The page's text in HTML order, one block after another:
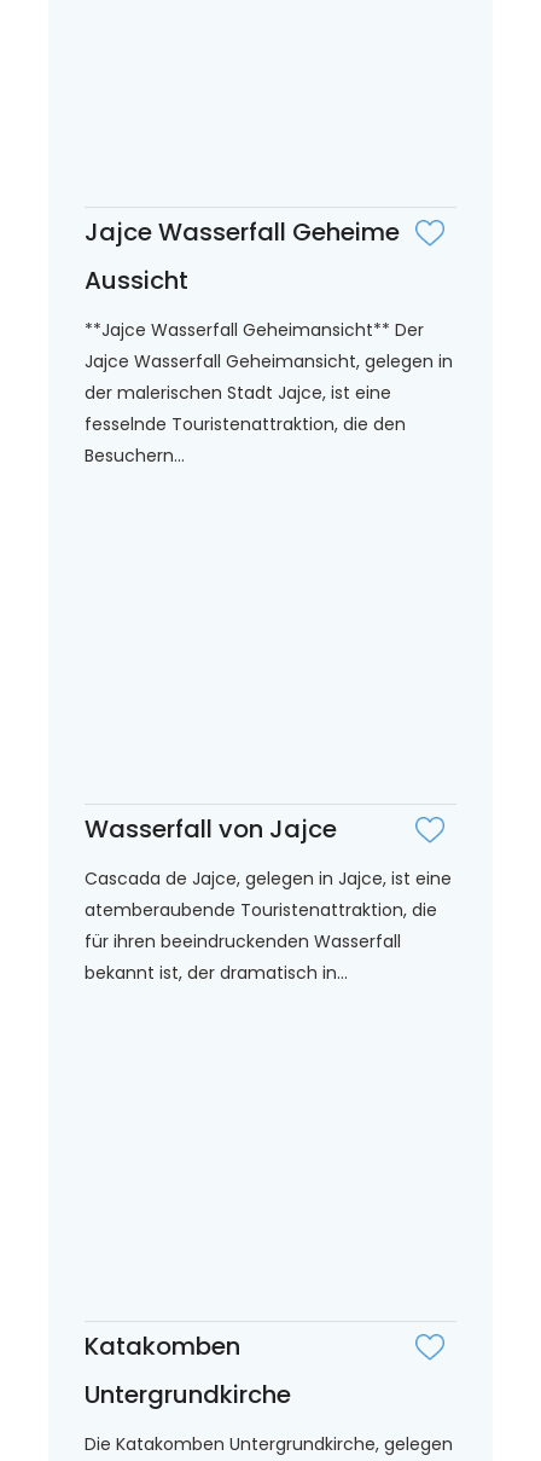
Jajce Wasserfall Geheime
Aussicht
**Jajce Wasserfall Geheimansicht** Der
Jajce Wasserfall Geheimansicht, gelegen in
der malerischen Stadt Jajce, ist eine
fesselnde Touristenattraktion, die den
Besuchern...
Wasserfall von Jajce
Cascada de Jajce, gelegen in Jajce, ist eine
atemberaubende Touristenattraktion, die
für ihren beeindruckenden Wasserfall
bekannt ist, der dramatisch in...
Katakomben
Untergrundkirche
Die Katakomben Untergrundkirche, gelegen